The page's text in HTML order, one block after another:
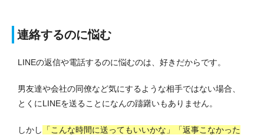
連絡するのに悩む
LINEの返信や電話するのに悩むのは、好きだからです。
男友達や会社の同僚など気にするような相手ではない場合、
とくにLINEを送ることになんの躊躇いもありません。
しかし
「こんな時間に送ってもいいかな」「返事こなかった